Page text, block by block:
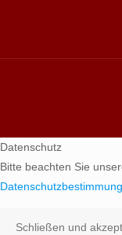
Datenschutz
Bitte beachten Sie
Schließen und